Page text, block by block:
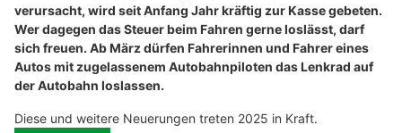
verursacht, wird seit Anfang Jahr kräftig zur Kasse gebeten.
Wer dagegen das Steuer beim Fahren gerne loslässt, darf
sich freuen. Ab März dürfen Fahrerinnen und Fahrer eines
Autos mit zugelassenem Autobahnpiloten das Lenkrad auf
der Autobahn loslassen.
Diese und weitere Neuerungen treten 2025 in Kraft.